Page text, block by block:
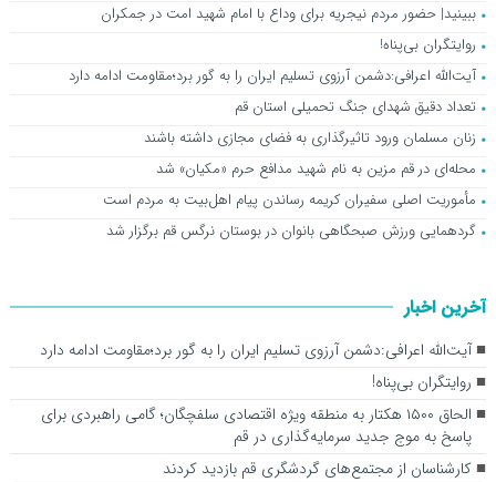
ببینید| حضور مردم نیجریه برای وداع با امام شهید امت در جمکران
روایتگران بی‌پناه!
آیت‌الله اعرافی:دشمن آرزوی تسلیم ایران را به گور برد؛مقاومت ادامه دارد
تعداد دقیق شهدای جنگ تحمیلی استان قم
زنان مسلمان ورود تاثیرگذاری به فضای مجازی داشته باشند
محله‌ای در قم مزین به نام شهید مدافع حرم «مکیان» شد
مأموریت اصلی سفیران کریمه رساندن پیام اهل‌بیت به مردم است
گردهمایی ورزش صبحگاهی بانوان در بوستان نرگس قم برگزار شد
آخرین اخبار
آیت‌الله اعرافی:دشمن آرزوی تسلیم ایران را به گور برد؛مقاومت ادامه دارد
روایتگران بی‌پناه!
الحاق ۱۵۰۰ هکتار به منطقه ویژه اقتصادی سلفچگان؛ گامی راهبردی برای
پاسخ به موج جدید سرمایه‌گذاری در قم
کارشناسان از مجتمع‌های گردشگری قم بازدید کردند